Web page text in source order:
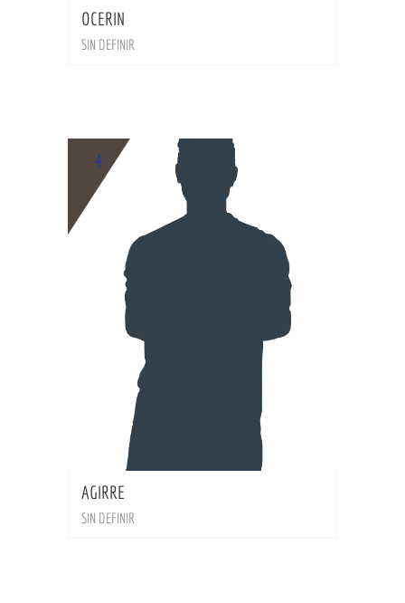
OCERIN
SIN DEFINIR
4
AGIRRE
SIN DEFINIR